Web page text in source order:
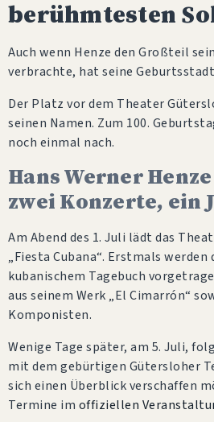
berühmtesten
Auch wenn Henze den Großteil
verbrachte, hat seine
Der Platz vor dem Theater
seinen Namen. Zum 100.
noch einmal nach.
Hans Werner
zwei Konzerte, ein
Am Abend des 1. Juli lädt das
„Fiesta Cubana“. Erstmals werden
kubanischem Tagebuch
aus seinem Werk „El Cimarrón“
Komponisten.
Wenige Tage später, am 5. Juli,
mit dem gebürtigen Gütersloher
sich einen Überblick verschaffen
Termine im offiziellen